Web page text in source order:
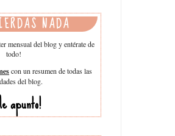
NADA
mensual del blog y entérate de
todo!
con un resumen de todas las
del blog.
apunto!